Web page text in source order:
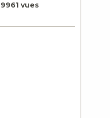
9961 vues